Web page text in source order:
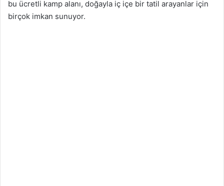
bu ücretli kamp alanı, doğayla iç içe bir tatil arayanlar için
birçok imkan sunuyor.